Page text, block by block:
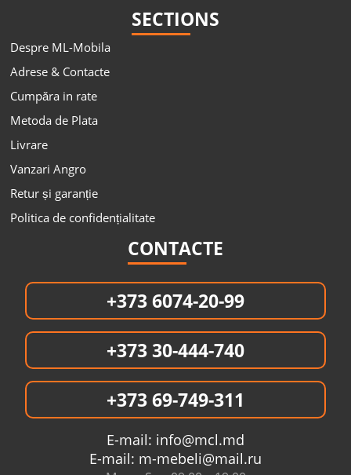
SECTIONS
Despre ML-Mobila
Adrese & Contacte
Cumpăra in rate
Metoda de Plata
Livrare
Vanzari Angro
Retur și garanție
Politica de confidențialitate
CONTACTE
+373 6074-20-99
+373 30-444-740
+373 69-749-311
E-mail: info@mcl.md
E-mail: m-mebeli@mail.ru